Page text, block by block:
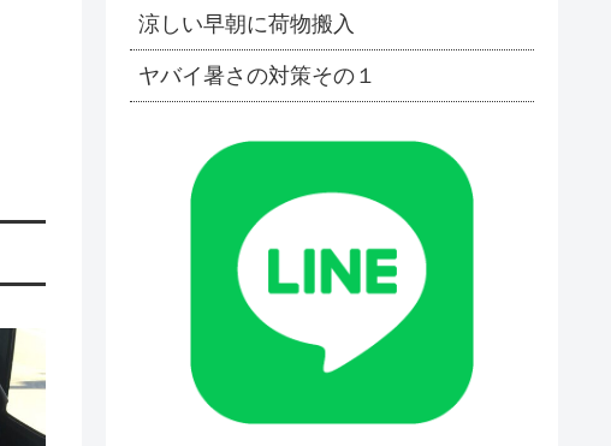
涼しい早朝に荷物搬入
ヤバイ暑さの対策その１